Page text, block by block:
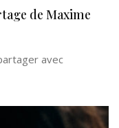
de Maxime
avec